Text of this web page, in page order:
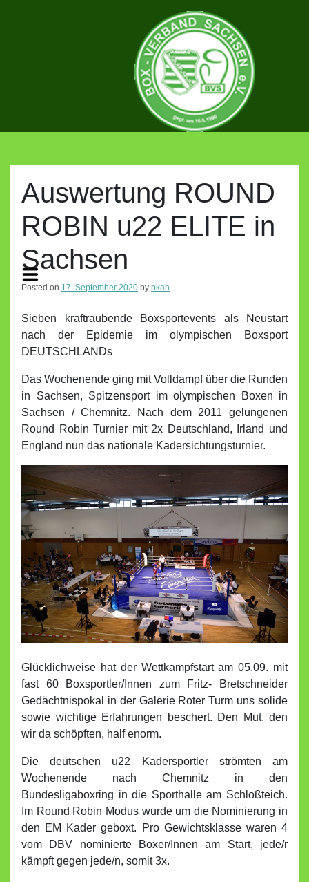
VERBAND
SACHSEN
Auswertung ROUND
ROBIN u22 ELITE in
Sachsen
Posted on 17. September 2020 by bkah
Sieben kraftraubende Boxsportevents als Neustart
nach der Epidemie im olympischen Boxsport
DEUTSCHLANDs
Das Wochenende ging mit Volldampf über die Runden
in Sachsen, Spitzensport im olympischen Boxen in
Sachsen / Chemnitz. Nach dem 2011 gelungenen
Round Robin Turnier mit 2x Deutschland, Irland und
England nun das nationale Kadersichtungsturnier.
Glücklichweise hat der Wettkampfstart am 05.09. mit
fast 60 Boxsportler/Innen zum Fritz- Bretschneider
Gedächtnispokal in der Galerie Roter Turm uns solide
sowie wichtige Erfahrungen beschert. Den Mut, den
wir da schöpften, half enorm.
Die deutschen u22 Kadersportler strömten am
Wochenende nach Chemnitz in den
Bundesligaboxring in die Sporthalle am Schloßteich.
Im Round Robin Modus wurde um die Nominierung in
den EM Kader geboxt. Pro Gewichtsklasse waren 4
vom DBV nominierte Boxer/Innen am Start, jede/r
kämpft gegen jede/n, somit 3x.